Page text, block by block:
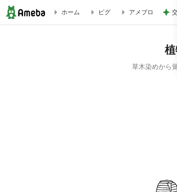
植物の光を転写する光染®︎光のストール
ホーム ピグ アメブロ
草木染めから